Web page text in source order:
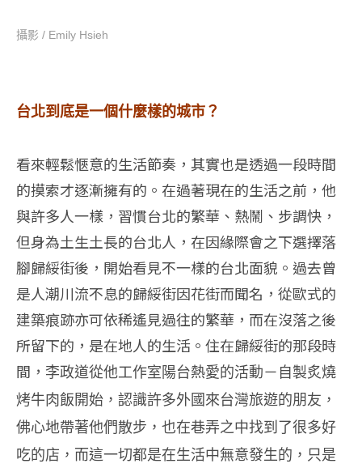
攝影 / Emily Hsieh
台北到底是一個什麼樣的城市？
看來輕鬆愜意的生活節奏，其實也是透過一段時間
的摸索才逐漸擁有的。在過著現在的生活之前，他
與許多人一樣，習慣台北的繁華、熱鬧、步調快，
但身為土生土長的台北人，在因緣際會之下選擇落
腳歸綏街後，開始看見不一樣的台北面貌。過去曾
是人潮川流不息的歸綏街因花街而聞名，從歐式的
建築痕跡亦可依稀遙見過往的繁華，而在沒落之後
所留下的，是在地人的生活。住在歸綏街的那段時
間， 李政道從他工作室陽台熱愛的活動－自製炙燒
烤牛肉飯開始，認識許多外國來台灣旅遊的朋友 ，
佛心地帶著他們散步， 也在巷弄之中找到了很多好
吃的店，而這一切都是在生活中無意發生的，只是